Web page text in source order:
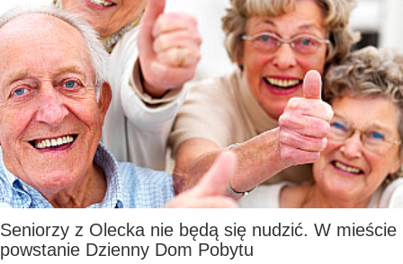
Seniorzy z Olecka nie będą się nudzić. W mieście
powstanie Dzienny Dom Pobytu